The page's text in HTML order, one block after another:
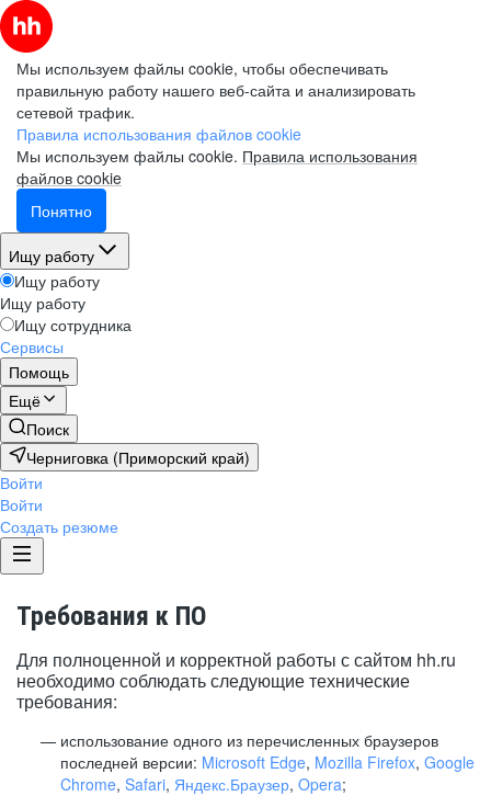
Мы используем файлы cookie, чтобы обеспечивать
правильную работу нашего веб-сайта и анализировать
сетевой трафик.
Правила использования файлов cookie
Мы используем файлы cookie. Правила использования
файлов cookie
Понятно
Ищу работу
Ищу работу
Ищу работу
Ищу сотрудника
Сервисы
Помощь
Ещё
Поиск
Черниговка (Приморский край)
Войти
Войти
Создать резюме
Требования к ПО
Для полноценной и корректной работы с сайтом hh.ru
необходимо соблюдать следующие технические
требования:
использование одного из перечисленных браузеров
последней версии: Microsoft Edge, Mozilla Firefox, Google
Chrome, Safari, Яндекс.Браузер, Opera;